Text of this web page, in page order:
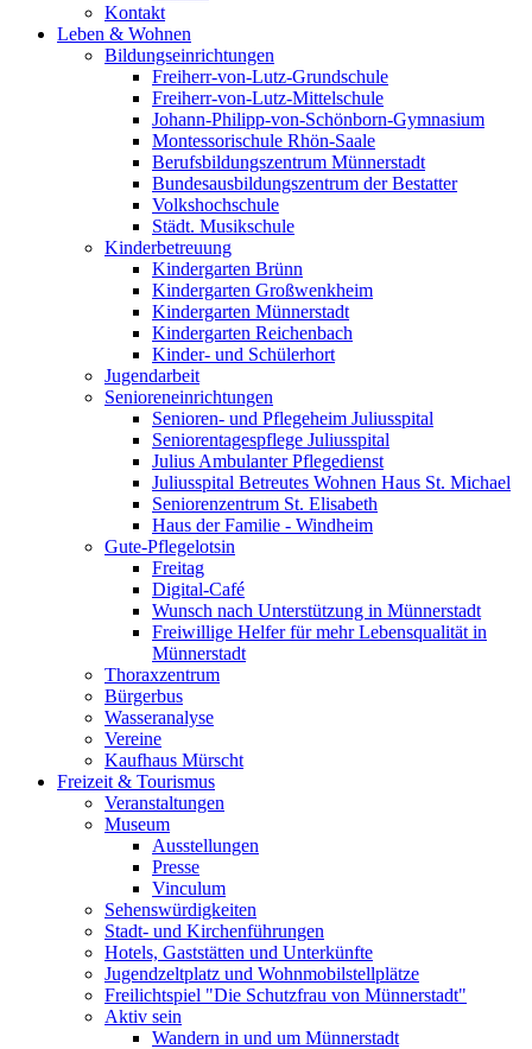
Kontakt
Leben & Wohnen
Bildungseinrichtungen
Freiherr-von-Lutz-Grundschule
Freiherr-von-Lutz-Mittelschule
Johann-Philipp-von-Schönborn-Gymnasium
Montessorischule Rhön-Saale
Berufsbildungszentrum Münnerstadt
Bundesausbildungszentrum der Bestatter
Volkshochschule
Städt. Musikschule
Kinderbetreuung
Kindergarten Brünn
Kindergarten Großwenkheim
Kindergarten Münnerstadt
Kindergarten Reichenbach
Kinder- und Schülerhort
Jugendarbeit
Senioreneinrichtungen
Senioren- und Pflegeheim Juliusspital
Seniorentagespflege Juliusspital
Julius Ambulanter Pflegedienst
Juliusspital Betreutes Wohnen Haus St. Michael
Seniorenzentrum St. Elisabeth
Haus der Familie - Windheim
Gute-Pflegelotsin
Freitag
Digital-Café
Wunsch nach Unterstützung in Münnerstadt
Freiwillige Helfer für mehr Lebensqualität in
Münnerstadt
Thoraxzentrum
Bürgerbus
Wasseranalyse
Vereine
Kaufhaus Mürscht
Freizeit & Tourismus
Veranstaltungen
Museum
Ausstellungen
Presse
Vinculum
Sehenswürdigkeiten
Stadt- und Kirchenführungen
Hotels, Gaststätten und Unterkünfte
Jugendzeltplatz und Wohnmobilstellplätze
Freilichtspiel "Die Schutzfrau von Münnerstadt"
Aktiv sein
Wandern in und um Münnerstadt